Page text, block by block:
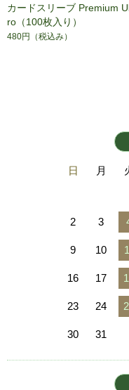
カードスリーブ Premium
ro（100枚入り）
480円 （税込み）
日 月
2 3
9 10
16 17
23 24
30 31